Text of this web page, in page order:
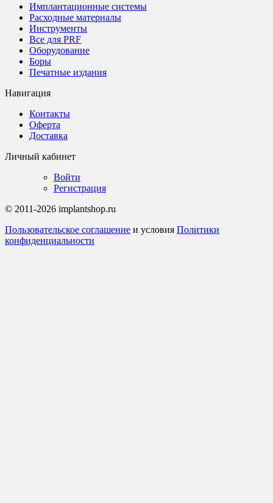
Имплантационные системы
Расходные материалы
Инструменты
Все для PRF
Оборудование
Боры
Печатные издания
Навигация
Контакты
Оферта
Доставка
Личный кабинет
Войти
Регистрация
© 2011-2026 implantshop.ru
Пользовательское соглашение и условия Политики
конфиденциальности